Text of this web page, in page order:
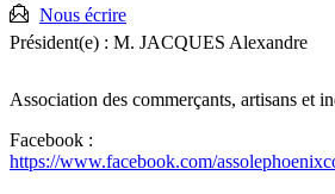
:
Nous écrire
Président(e) : M. JACQUES Alexandre
Association des commerçants, artisans et
Facebook :
https://www.facebook.com/